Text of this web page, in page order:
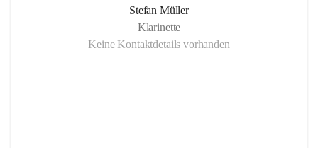
Stefan Müller
Klarinette
Keine Kontaktdetails vorhanden